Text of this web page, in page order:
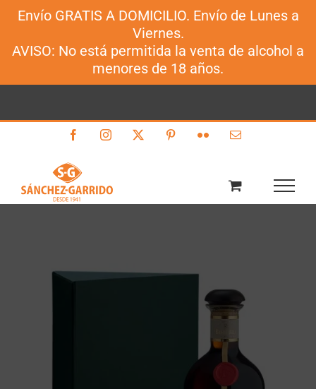
Envío GRATIS A DOMICILIO. Envío de Lunes a
Viernes.
AVISO: No está permitida la venta de alcohol a
menores de 18 años.
FacebookInstagram PinterestFlickr Correo
Sánchez-Garrido